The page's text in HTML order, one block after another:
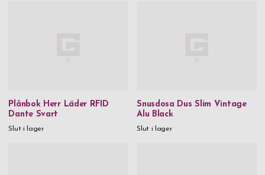
Plånbok Herr Läder RFID
Dante Svart
Slut i lager
Snusdosa Dus Slim Vintage
Alu Black
Slut i lager